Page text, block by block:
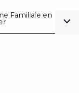
Familiale en